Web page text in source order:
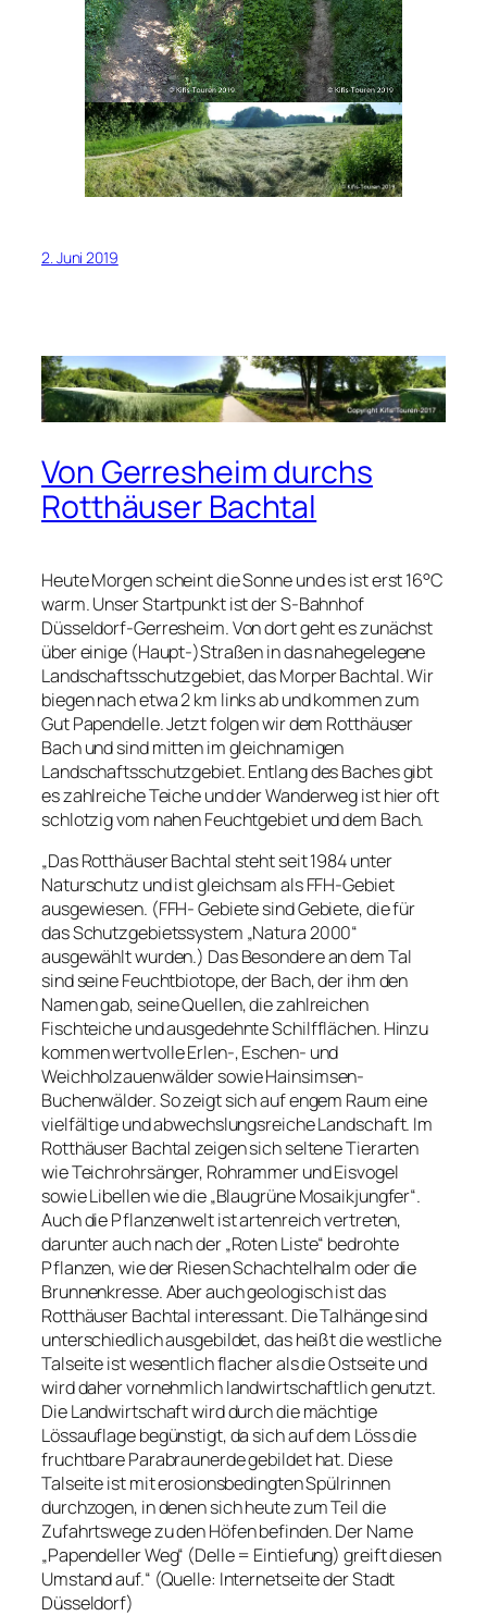
2. Juni 2019
Von Gerresheim durchs
Rotthäuser Bachtal
Heute Morgen scheint die Sonne und es ist erst 16°C
warm. Unser Startpunkt ist der S-Bahnhof
Düsseldorf-Gerresheim. Von dort geht es zunächst
über einige (Haupt-)Straßen in das nahegelegene
Landschaftsschutzgebiet, das Morper Bachtal. Wir
biegen nach etwa 2 km links ab und kommen zum
Gut Papendelle. Jetzt folgen wir dem Rotthäuser
Bach und sind mitten im gleichnamigen
Landschaftsschutzgebiet. Entlang des Baches gibt
es zahlreiche Teiche und der Wanderweg ist hier oft
schlotzig vom nahen Feuchtgebiet und dem Bach.
„Das Rotthäuser Bachtal steht seit 1984 unter
Naturschutz und ist gleichsam als FFH-Gebiet
ausgewiesen. (FFH- Gebiete sind Gebiete, die für
das Schutzgebietssystem „Natura 2000“
ausgewählt wurden.) Das Besondere an dem Tal
sind seine Feuchtbiotope, der Bach, der ihm den
Namen gab, seine Quellen, die zahlreichen
Fischteiche und ausgedehnte Schilfflächen. Hinzu
kommen wertvolle Erlen-, Eschen- und
Weichholzauenwälder sowie Hainsimsen-
Buchenwälder. So zeigt sich auf engem Raum eine
vielfältige und abwechslungsreiche Landschaft. Im
Rotthäuser Bachtal zeigen sich seltene Tierarten
wie Teichrohrsänger, Rohrammer und Eisvogel
sowie Libellen wie die „Blaugrüne Mosaikjungfer“.
Auch die Pflanzenwelt ist artenreich vertreten,
darunter auch nach der „Roten Liste“ bedrohte
Pflanzen, wie der Riesen Schachtelhalm oder die
Brunnenkresse. Aber auch geologisch ist das
Rotthäuser Bachtal interessant. Die Talhänge sind
unterschiedlich ausgebildet, das heißt die westliche
Talseite ist wesentlich flacher als die Ostseite und
wird daher vornehmlich landwirtschaftlich genutzt.
Die Landwirtschaft wird durch die mächtige
Lössauflage begünstigt, da sich auf dem Löss die
fruchtbare Parabraunerde gebildet hat. Diese
Talseite ist mit erosionsbedingten Spülrinnen
durchzogen, in denen sich heute zum Teil die
Zufahrtswege zu den Höfen befinden. Der Name
„Papendeller Weg“ (Delle = Eintiefung) greift diesen
Umstand auf.“ (Quelle: Internetseite der Stadt
Düsseldorf)